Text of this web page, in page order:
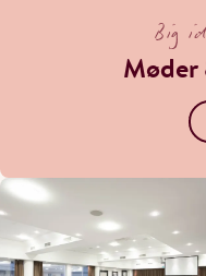
Big
Møder